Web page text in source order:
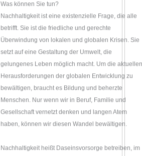
Was können Sie tun?
Nachhaltigkeit ist eine existenzielle Frage, die alle
betrifft. Sie ist die friedliche und gerechte
Überwindung von lokalen und globalen Krisen. Sie
setzt auf eine Gestaltung der Umwelt, die
gelungenes Leben möglich macht. Um die aktuellen
Herausforderungen der globalen Entwicklung zu
bewältigen, braucht es Bildung und beherzte
Menschen. Nur wenn wir in Beruf, Familie und
Gesellschaft vernetzt denken und langen Atem
haben, können wir diesen Wandel bewältigen.
Nachhaltigkeit heißt Daseinsvorsorge betreiben, im